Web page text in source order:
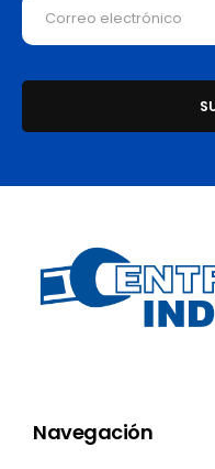
Navegación